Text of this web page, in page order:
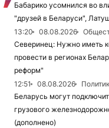
Бабарико усомнился во
"друзей в Беларуси",
13:20
08.08.2026
Северинец: Нужно иметь
провести в регионах
реформ"
12:51
08.08.2026
Беларусь могут
грузового
(дополнено)